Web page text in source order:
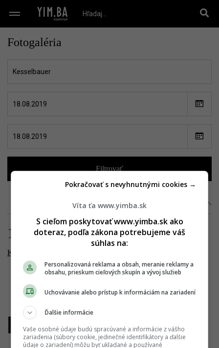
Fotogaléria
Filtrovať
Zoradiť:Podľa projektu
18.08.2019
Kesselbauer
Víta ťa www.yimba.sk
S cieľom poskytovať www.yimba.sk ako
doteraz, podľa zákona potrebujeme váš
súhlas na:
Personalizovaná reklama a obsah, meranie reklamy a
obsahu, prieskum cieľových skupín a vývoj služieb
Uchovávanie alebo prístup k informáciám na zariadení
Ďalšie informácie
Vaše osobné údaje budú spracúvané a informácie z vášho
zariadenia (súbory cookie, jedinečné identifikátory a ďalšie
údaje o zariadení) môžu byť ukladané a používané
Pokračovať s nevyhnutnými cookies →